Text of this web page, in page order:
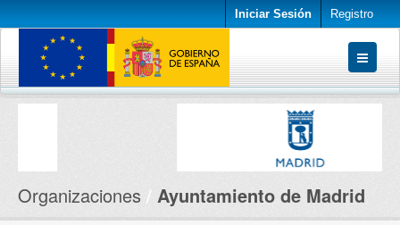
Iniciar Sesión Registro
Conjuntos de datos
Organizaciones Ayuntamiento de Madrid